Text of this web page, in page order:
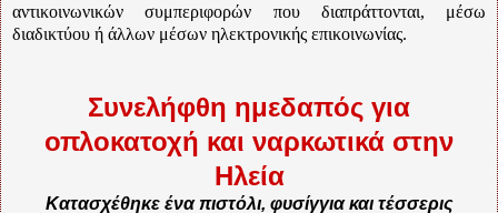
αντικοινωνικών συμπεριφορών που διαπράττονται, μέσω
διαδικτύου ή άλλων μέσων ηλεκτρονικής επικοινωνίας.
Συνελήφθη ημεδαπός για
οπλοκατοχή και ναρκωτικά στην
Ηλεία
Κατασχέθηκε ένα πιστόλι, φυσίγγια και τέσσερις